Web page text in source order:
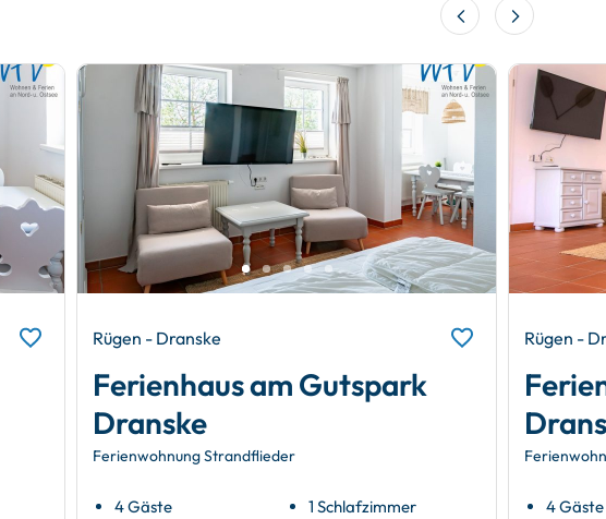
Rügen - Dranske
Ferienhaus am Gutspark
Dranske
Ferienwohnung Strandflieder
4 Gäste
1 Schlafzimmer
Rügen -
4 Gäste